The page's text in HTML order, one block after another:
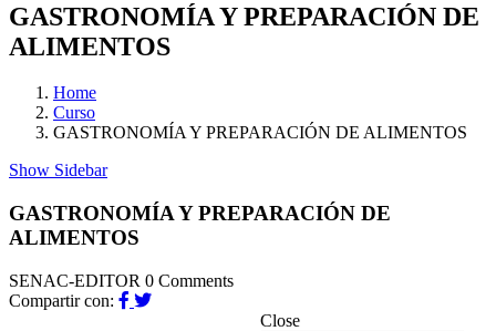
GASTRONOMÍA Y PREPARACIÓN DE
ALIMENTOS
Home
Curso
GASTRONOMÍA Y PREPARACIÓN DE ALIMENTOS
Show Sidebar
GASTRONOMÍA Y PREPARACIÓN DE
ALIMENTOS
SENAC-EDITOR 0 Comments
Compartir con:
Close